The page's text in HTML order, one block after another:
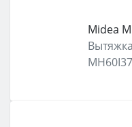
Midea